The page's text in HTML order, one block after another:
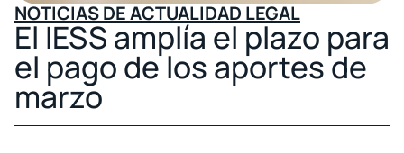
NOTICIAS DE ACTUALIDAD LEGAL
El IESS amplía el plazo para
el pago de los aportes de
marzo